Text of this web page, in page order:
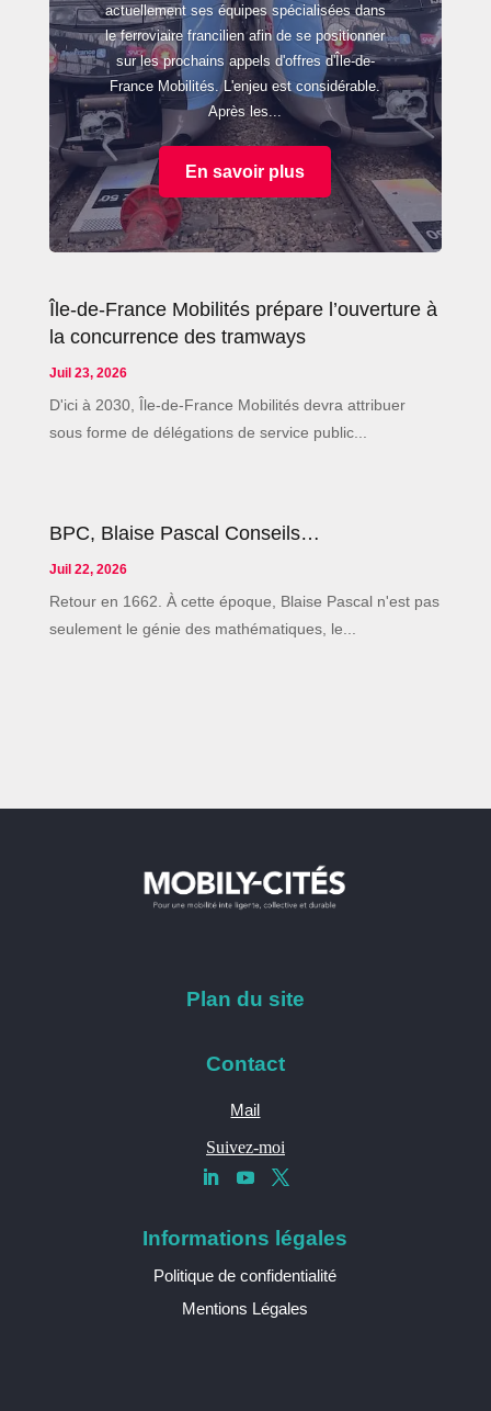
actuellement ses équipes spécialisées dans
le ferroviaire francilien afin de se positionner
sur les prochains appels d'offres d'Île-de-
France Mobilités. L'enjeu est considérable.
Après les...
En savoir plus
Île-de-France Mobilités prépare l’ouverture à
la concurrence des tramways
Juil 23, 2026
D'ici à 2030, Île-de-France Mobilités devra attribuer
sous forme de délégations de service public...
BPC, Blaise Pascal Conseils…
Juil 22, 2026
Retour en 1662. À cette époque, Blaise Pascal n'est pas
seulement le génie des mathématiques, le...
Plan du site
Contact
Mail
Suivez-moi
Informations légales
Politique de confidentialité
Mentions Légales